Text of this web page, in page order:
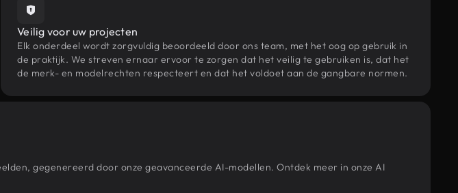
Veilig voor uw projecten
Elk onderdeel wordt zorgvuldig beoordeeld door ons team, met het oog op gebruik in
de praktijk. We streven ernaar ervoor te zorgen dat het veilig te gebruiken is, dat het
de merk- en modelrechten respecteert en dat het voldoet aan de gangbare normen.
gegenereerd door onze geavanceerde AI-modellen. Ontdek meer in onze AI